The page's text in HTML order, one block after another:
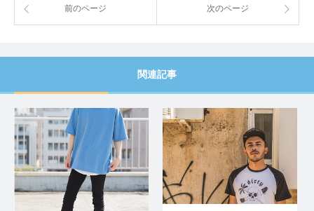
前のページ 次のページ
関連記事